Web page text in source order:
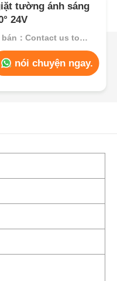
tường ánh sáng
24V
Giá bán：Contact us to get best price
nói chuyện ngay.